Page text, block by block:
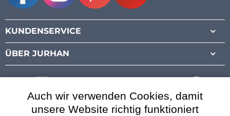
KUNDENSERVICE
ÜBER JURHAN
Auch wir verwenden Cookies, damit
unsere Website richtig funktioniert